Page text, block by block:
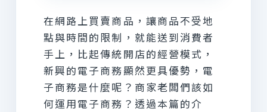
在網路上買賣商品，讓商品不受地
點與時間的限制，就能送到消費者
手上，比起傳統開店的經營模式，
新興的電子商務顯然更具優勢，電
子商務是什麼呢？商家老闆們該如
何運用電子商務？透過本篇的介